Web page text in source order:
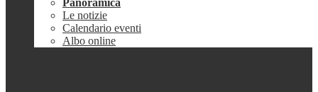
Panoramica
Le notizie
Calendario eventi
Albo online